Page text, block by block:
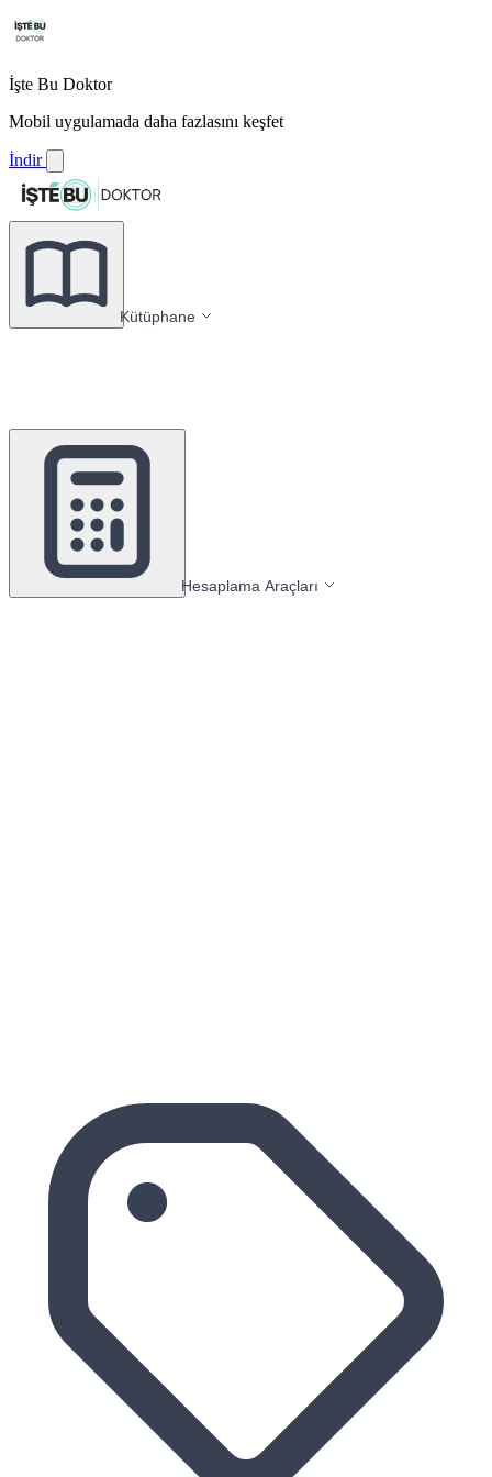
İşte Bu Doktor
Mobil uygulamada daha fazlasını keşfet
İndir
Kütüphane
Hesaplama Araçları